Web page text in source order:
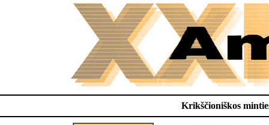
Krikščioniškos